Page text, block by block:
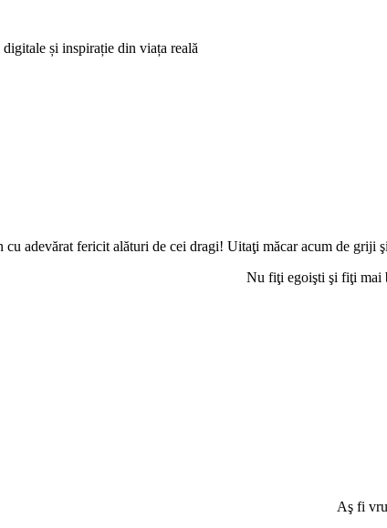
și inspirație din viața reală
cu adevărat fericit alături de cei dragi! Uitaţi măcar acum de
Nu fiţi egoişti şi fiţi mai
Aş fi